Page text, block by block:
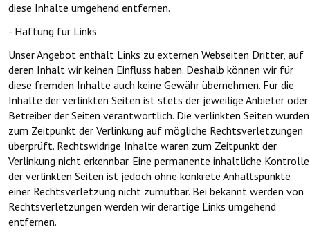
diese Inhalte umgehend entfernen.
- Haftung für Links
Unser Angebot enthält Links zu externen Webseiten Dritter, auf
deren Inhalt wir keinen Einfluss haben. Deshalb können wir für
diese fremden Inhalte auch keine Gewähr übernehmen. Für die
Inhalte der verlinkten Seiten ist stets der jeweilige Anbieter oder
Betreiber der Seiten verantwortlich. Die verlinkten Seiten wurden
zum Zeitpunkt der Verlinkung auf mögliche Rechtsverletzungen
überprüft. Rechtswidrige Inhalte waren zum Zeitpunkt der
Verlinkung nicht erkennbar. Eine permanente inhaltliche Kontrolle
der verlinkten Seiten ist jedoch ohne konkrete Anhaltspunkte
einer Rechtsverletzung nicht zumutbar. Bei bekannt werden von
Rechtsverletzungen werden wir derartige Links umgehend
entfernen.